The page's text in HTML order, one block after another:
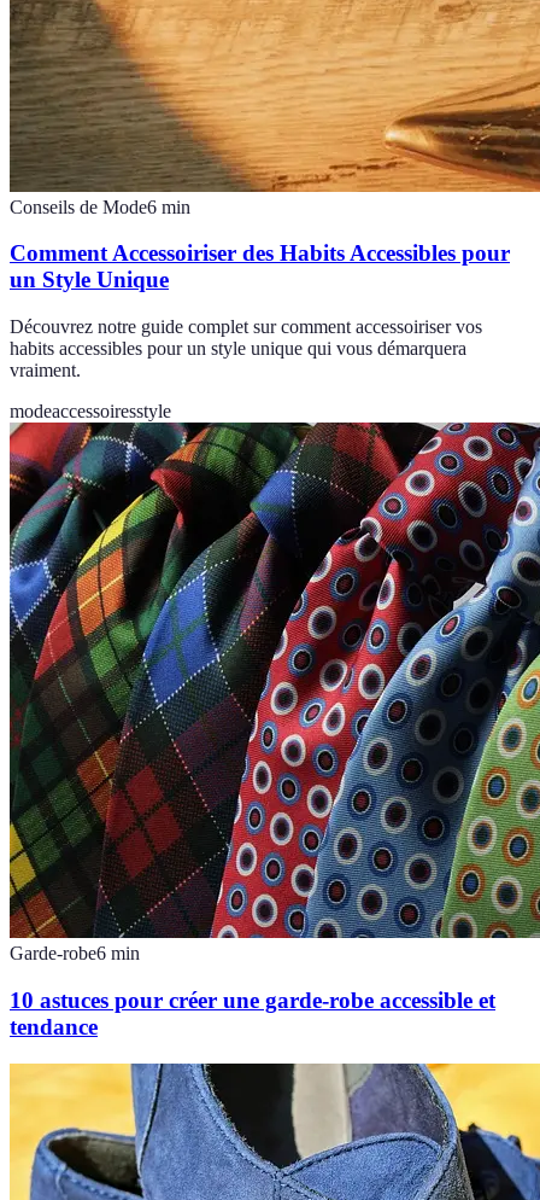
Conseils de Mode6 min
Comment Accessoiriser des Habits Accessibles pour
un Style Unique
Découvrez notre guide complet sur comment accessoiriser vos
habits accessibles pour un style unique qui vous démarquera
vraiment.
modeaccessoiresstyle
Garde-robe6 min
10 astuces pour créer une garde-robe accessible et
tendance